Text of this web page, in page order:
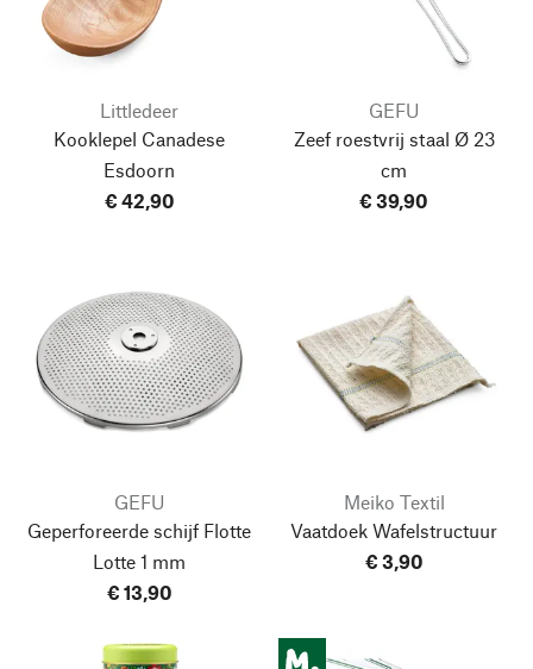
Littledeer
Kooklepel Canadese
Esdoorn
€ 42,90
GEFU
Zeef roestvrij staal Ø 23
cm
€ 39,90
GEFU
Geperforeerde schijf Flotte
Lotte 1 mm
€ 13,90
Meiko Textil
Vaatdoek Wafelstructuur
€ 3,90